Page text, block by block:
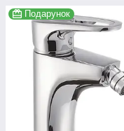
Подарунок